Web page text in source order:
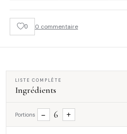
0 0 commentaire
LISTE COMPLÈTE
Ingrédients
Portions − 6 +